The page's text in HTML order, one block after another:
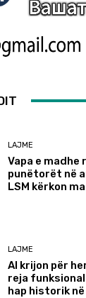
LAJME
Vapa e
punëtorët në
LSM kërkon
LAJME
AI krijon për
reja
hap historik